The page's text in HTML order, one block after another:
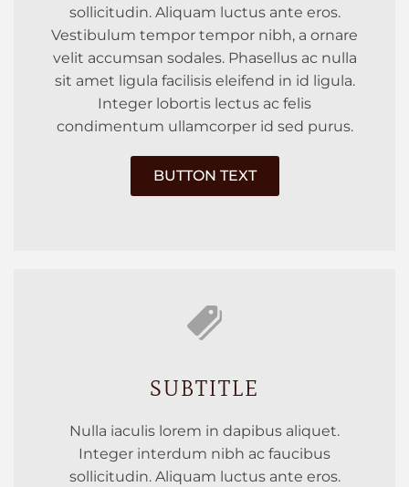
sollicitudin. Aliquam luctus ante eros.
Vestibulum tempor tempor nibh, a ornare
velit accumsan sodales. Phasellus ac nulla
sit amet ligula facilisis eleifend in id ligula.
Integer lobortis lectus ac felis
condimentum ullamcorper id sed purus.
BUTTON TEXT
SUBTITLE
Nulla iaculis lorem in dapibus aliquet.
Integer interdum nibh ac faucibus
sollicitudin. Aliquam luctus ante eros.